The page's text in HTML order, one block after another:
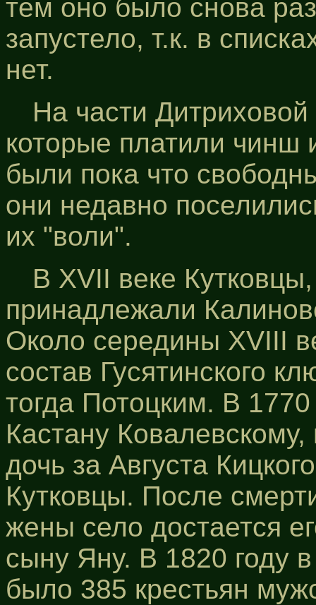
тем оно было снова
запустело, т.к. в
нет.
На части
которые платили чинш
были пока что
они недавно
их "воли".
В XVII веке
принадлежали
Около середины XVIII
состав Гусятинского
тогда Потоцким. В
Кастану
дочь за Августа
Кутковцы. После
жены село достается
сыну Яну. В 1820 году
было 385 крестьян